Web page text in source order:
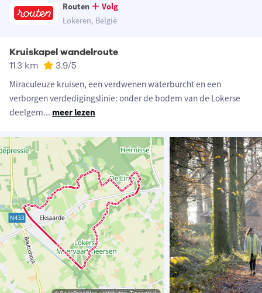
Routen
Volg
Lokeren, België
Kruiskapel wandelroute
11.3 km 3.9/5
Miraculeuze kruisen, een verdwenen waterburcht en een
verborgen verdedigingslinie: onder de bodem van de Lokerse
deelgem... meer lezen